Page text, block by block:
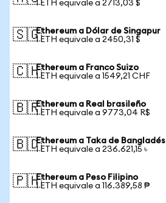
1 ETH equivale a 2713,03 $
🇸🇬Ethereum a Dólar de Singapur
1 ETH equivale a 2450,31 $
🇨🇭Ethereum a Franco Suizo
1 ETH equivale a 1549,21 CHF
🇧🇷Ethereum a Real brasileño
1 ETH equivale a 9773,04 R$
🇧🇩Ethereum a Taka de Bangladés
1 ETH equivale a 236.621,15 ৳
🇵🇭Ethereum a Peso Filipino
1 ETH equivale a 116.389,58 ₱